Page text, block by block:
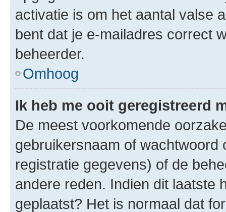
activatie is om het aantal valse
bent dat je e-mailadres correct
beheerder.
Omhoog
Ik heb me ooit geregistreerd
De meest voorkomende
gebruikersnaam of wachtwoord
registratie gegevens) of de
andere reden. Indien dit laatste
geplaatst? Het is normaal dat